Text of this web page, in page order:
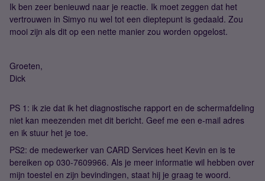
Ik ben zeer benieuwd naar je reactie. Ik moet zeggen dat het
vertrouwen in Simyo nu wel tot een dieptepunt is gedaald. Zou
mooi zijn als dit op een nette manier zou worden opgelost.
Groeten,
Dick
PS 1: ik zie dat ik het diagnostische rapport en de schermafdeling
niet kan meezenden met dit bericht. Geef me een e-mail adres
en ik stuur het je toe.
PS2: de medewerker van CARD Services heet Kevin en is te
bereiken op 030-7609966. Als je meer informatie wil hebben over
mijn toestel en zijn bevindingen, staat hij je graag te woord.